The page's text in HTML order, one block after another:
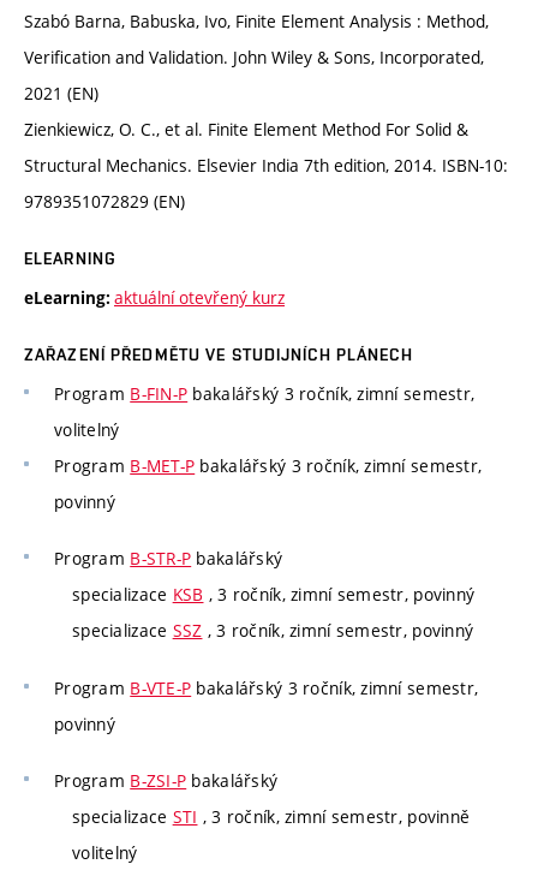
Szabó Barna, Babuska, Ivo, Finite Element Analysis : Method,
Verification and Validation. John Wiley & Sons, Incorporated,
2021 (EN)
Zienkiewicz, O. C., et al. Finite Element Method For Solid &
Structural Mechanics. Elsevier India 7th edition, 2014. ISBN-10:
9789351072829 (EN)
ELEARNING
eLearning: aktuální otevřený kurz
ZAŘAZENÍ PŘEDMĚTU VE STUDIJNÍCH PLÁNECH
Program B-FIN-P bakalářský 3 ročník, zimní semestr,
volitelný
Program B-MET-P bakalářský 3 ročník, zimní semestr,
povinný
Program B-STR-P bakalářský
specializace KSB , 3 ročník, zimní semestr, povinný
specializace SSZ , 3 ročník, zimní semestr, povinný
Program B-VTE-P bakalářský 3 ročník, zimní semestr,
povinný
Program B-ZSI-P bakalářský
specializace STI , 3 ročník, zimní semestr, povinně
volitelný